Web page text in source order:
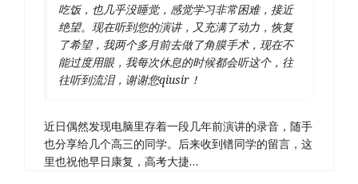
吃饭，也几乎没睡觉，感觉学习非常困难，接近
绝望。现在听到您的演讲，又充满了动力，恢复
了希望，我两个多月前去做了角膜手术，现在不
能过度用眼，我每次休息的时候都会听这个，往
往听到流泪，谢谢您qiusir！
近日偶然发现电脑里存着一段几年前演讲的录音，随手
也分享给几个高三的同学。后来收到镨同学的留言，这
里也祝他早日康复，高考大捷…